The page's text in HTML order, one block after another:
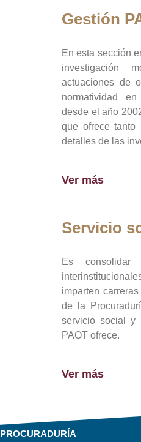
Gestión
En esta sección
investigación
actuaciones de
normatividad
desde el año
que ofrece tanto
detalles de las
Ver más
Servicio
Es
imparten
de la
servicio social y
PAOT ofrece.
Ver más
PROCURADURÍA